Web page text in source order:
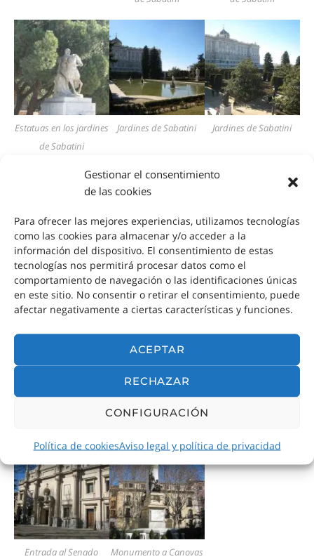
Gestionar el consentimiento
de las cookies
Para ofrecer las mejores experiencias, utilizamos tecnologías
como las cookies para almacenar y/o acceder a la
información del dispositivo. El consentimiento de estas
tecnologías nos permitirá procesar datos como el
comportamiento de navegación o las identificaciones únicas
en este sitio. No consentir o retirar el consentimiento, puede
afectar negativamente a ciertas características y funciones.
ACEPTAR
RECHAZAR
CONFIGURACIÓN
Política de cookiesAviso legal y política de privacidad
Estatuas en los jardines
de Sabatini
Jardines de Sabatini Jardines de Sabatini
Plaza de Oriente Plaza de Oriente Plaza de Oriente
Entrada al Senado
Monumento a Canovas